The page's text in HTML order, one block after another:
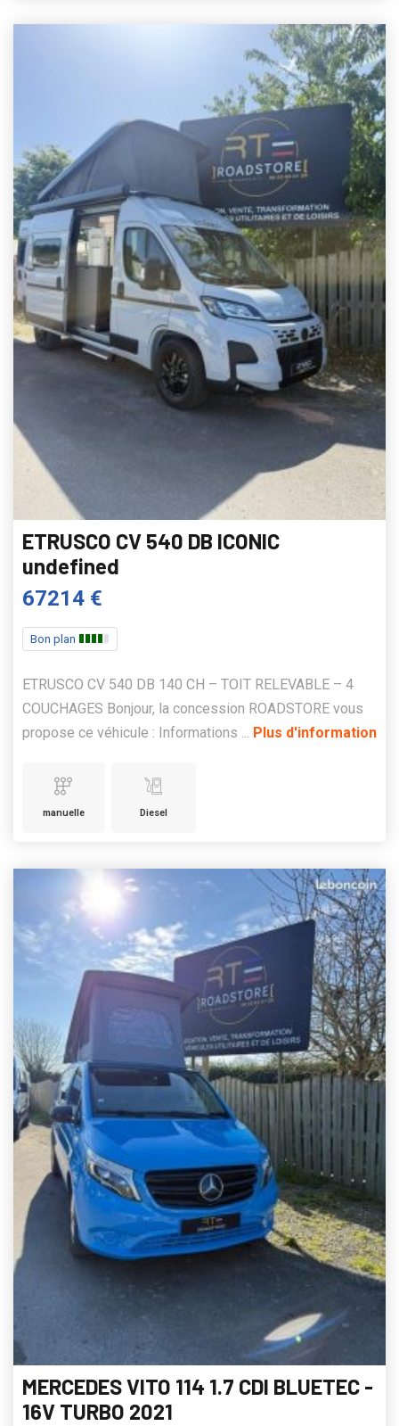
ETRUSCO CV 540 DB ICONIC
undefined
67214 €
Bon plan
ETRUSCO CV 540 DB 140 CH – TOIT RELEVABLE – 4
COUCHAGES Bonjour, la concession ROADSTORE vous
propose ce véhicule : Informations ... Plus d'information
manuelle Diesel
MERCEDES VITO 114 1.7 CDI BLUETEC -
16V TURBO 2021